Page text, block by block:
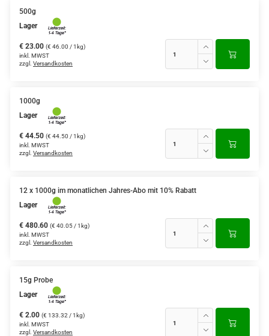
500g
Lager
€ 23.00 (€ 46.00 / 1kg)
inkl. MWST
zzgl. Versandkosten
1000g
Lager
€ 44.50 (€ 44.50 / 1kg)
inkl. MWST
zzgl. Versandkosten
12 x 1000g im monatlichen Jahres-Abo mit 10% Rabatt
Lager
€ 480.60 (€ 40.05 / 1kg)
inkl. MWST
zzgl. Versandkosten
15g Probe
Lager
€ 2.00 (€ 133.32 / 1kg)
inkl. MWST
zzgl. Versandkosten